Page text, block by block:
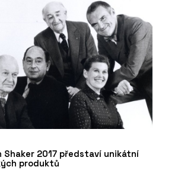
Shaker 2017 představí unikátní
produktů